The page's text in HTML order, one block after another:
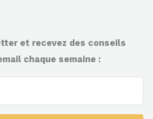
et recevez des conseils
chaque semaine :